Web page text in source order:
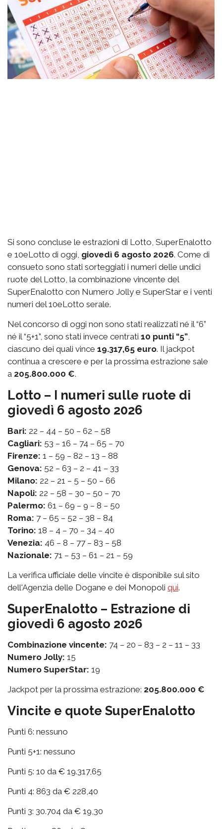
Si sono concluse le estrazioni di Lotto, SuperEnalotto
e 10eLotto di oggi, giovedì 6 agosto 2026. Come di
consueto sono stati sorteggiati i numeri delle undici
ruote del Lotto, la combinazione vincente del
SuperEnalotto con Numero Jolly e SuperStar e i venti
numeri del 10eLotto serale.
Nel concorso di oggi non sono stati realizzati né il “6”
né il “5+1”, sono stati invece centrati 10 punti “5”
ciascuno dei quali vince 19.317,65 euro. Il jackpot
continua a crescere e per la prossima estrazione sale
a 205.800.000 €.
Lotto – I numeri sulle ruote di
giovedì 6 agosto 2026
Bari: 22 – 44 – 50 – 62 – 58
Cagliari: 53 – 16 – 74 – 65 – 70
Firenze: 1 – 59 – 82 – 13 – 88
Genova: 52 – 63 – 2 – 41 – 33
Milano: 22 – 21 – 5 – 50 – 66
Napoli: 22 – 58 – 30 – 50 – 70
Palermo: 61 – 69 – 9 – 8 – 50
Roma: 7 – 65 – 52 – 38 – 84
Torino: 18 – 4 – 70 – 34 – 40
Venezia: 46 – 8 – 77 – 83 – 58
Nazionale: 71 – 53 – 61 – 21 – 59
La verifica ufficiale delle vincite è disponibile sul sito
dell'Agenzia delle Dogane e dei Monopoli qui.
SuperEnalotto – Estrazione di
giovedì 6 agosto 2026
Combinazione vincente: 74 – 20 – 83 – 2 – 11 – 33
Numero Jolly: 15
Numero SuperStar: 19
Jackpot per la prossima estrazione: 205.800.000 €
Vincite e quote SuperEnalotto
Punti 6: nessuno
Punti 5+1: nessuno
Punti 5: 10 da € 19.317,65
Punti 4: 863 da € 228,40
Punti 3: 30.704 da € 19,30